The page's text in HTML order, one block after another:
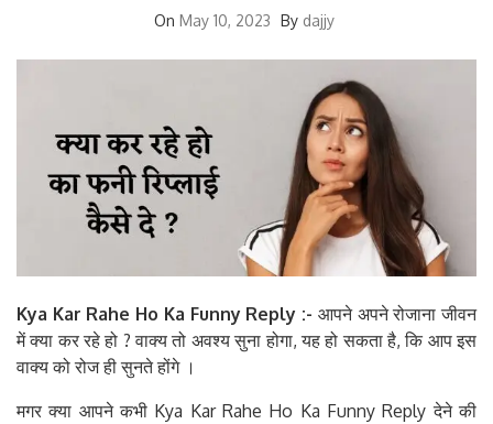
On May 10, 2023 By dajjy
Kya Kar Rahe Ho Ka Funny Reply :- आपने अपने रोजाना जीवन
में क्या कर रहे हो ? वाक्य तो अवश्य सुना होगा, यह हो सकता है, कि आप इस
वाक्य को रोज ही सुनते होंगे ।
मगर क्या आपने कभी Kya Kar Rahe Ho Ka Funny Reply देने की